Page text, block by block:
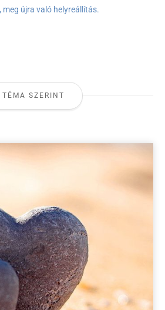
újra való helyreállítás.
TÉMA SZERINT